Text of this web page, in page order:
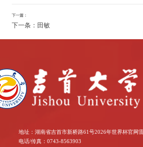
下一篇：
下一条：田敏
地址：湖南省吉首市新桥路61号2026年世界杯官网
电话/传真：0743-8563903